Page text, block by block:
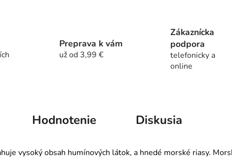
Preprava k vám
už od 3,99 €
Zákaznícka
podpora
telefonicky a
online
Hodnotenie Diskusia
vysoký obsah humínových látok, a hnedé morské riasy.